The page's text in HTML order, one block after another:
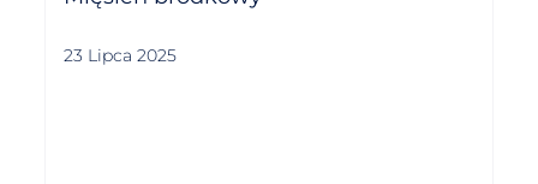
23 Lipca 2025